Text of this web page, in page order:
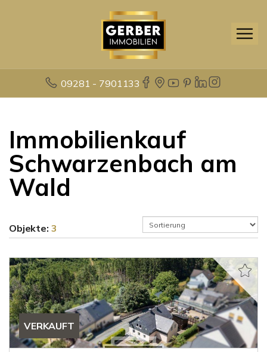
09281 - 7901133
Immobilienkauf
Schwarzenbach am
Wald
Objekte: 3
VERKAUFT